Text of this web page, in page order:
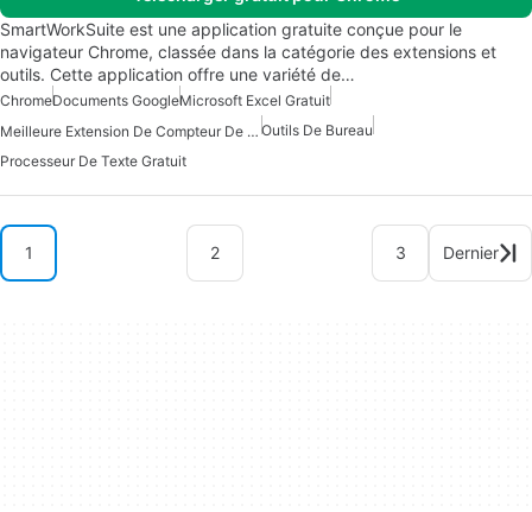
SmartWorkSuite est une application gratuite conçue pour le
navigateur Chrome, classée dans la catégorie des extensions et
outils. Cette application offre une variété de…
ChromeDocuments GoogleMicrosoft Excel Gratuit
Meilleure Extension De Compteur De Mots Pour Chrome Outils De Bureau
Processeur De Texte Gratuit
1 2 3 Dernier